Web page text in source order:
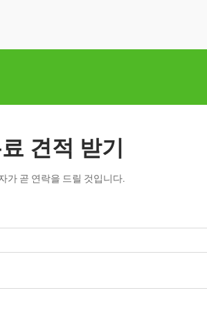
견적 받기
가 곧 연락을 드릴 것입니다.